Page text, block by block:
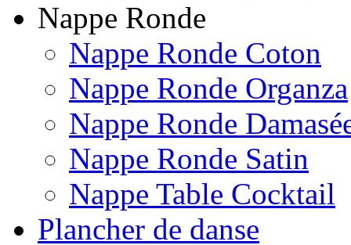
Nappe Ronde
Nappe Ronde Coton
Nappe Ronde Organza
Nappe Ronde
Nappe Ronde Satin
Nappe Table Cocktail
Plancher de danse